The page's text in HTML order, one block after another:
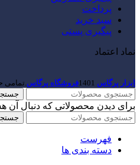
پرداخت
سبد خرید
پیگیری پستی
نماد اعتماد
ابزار پرگاس 1401فروشگاه پرگاس
برای دیدن محصولاتی که دنبال آن
فهرست
دسته بندی ها